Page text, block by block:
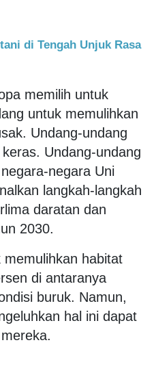
di Tengah Unjuk Rasa
memilih untuk
untuk memulihkan
Undang-undang
Undang-undang
negara Uni
langkah-langkah
daratan dan
2030.
habitat
di antaranya
buruk. Namun,
hal ini dapat